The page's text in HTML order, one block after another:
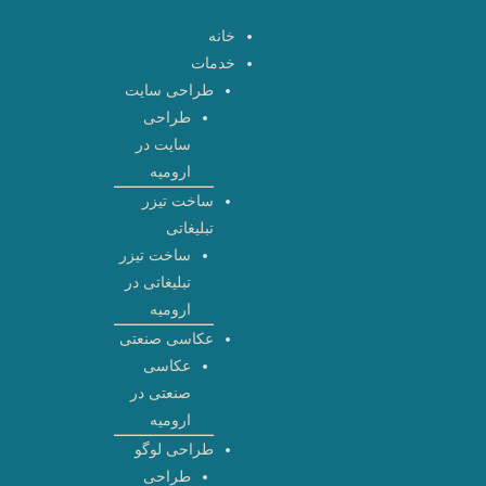
خانه
خدمات
طراحی سایت
طراحی
سایت در
ارومیه
ساخت تیزر
تبلیغاتی
ساخت تیزر
تبلیغاتی در
ارومیه
عکاسی صنعتی
عکاسی
صنعتی در
ارومیه
طراحی لوگو
طراحی